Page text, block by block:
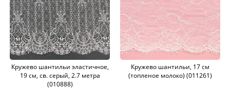
Кружево шантильи эластичное,
19 см, св. серый, 2.7 метра
(010888)
Кружево шантильи, 17 см
(топленое молоко) (011261)